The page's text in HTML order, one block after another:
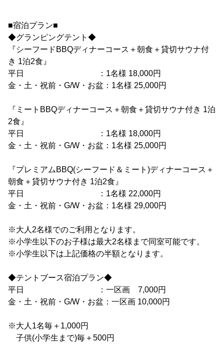
■宿泊プラン■
◆グランピングテント◆
『シーフードBBQディナーコース＋朝食＋貸切サウナ付
き 1泊2食』
平日 ：1名様 18,000円
金・土・祝前・G/W・お盆：1名様 25,000円
『ミートBBQディナーコース＋朝食＋貸切サウナ付き 1泊
2食』
平日 ：1名様 18,000円
金・土・祝前・G/W・お盆：1名様 25,000円
『プレミアムBBQ(シーフード＆ミート)ディナーコース＋
朝食＋貸切サウナ付き 1泊2食』
平日 ：1名様 22,000円
金・土・祝前・G/W・お盆：1名様 29,000円
※大人2名様でのご利用となります。
※小学生以下のお子様は最大2名様まで同室可能です。
※小学生以下は上記価格の半額となります。
◆テントブース宿泊プラン◆
平日 ：一区画 7,000円
金・土・祝前・G/W・お盆：一区画 10,000円
※大人1名毎＋1,000円
子供(小学生まで)毎＋500円